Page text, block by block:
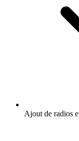
Ajout de radios